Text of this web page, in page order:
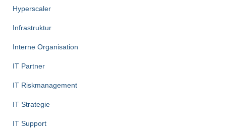
Hyperscaler
Infrastruktur
Interne Organisation
IT Partner
IT Riskmanagement
IT Strategie
IT Support